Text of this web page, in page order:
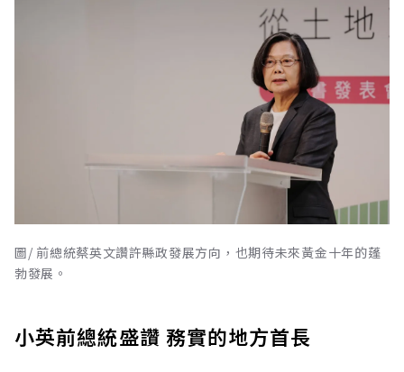
圖/ 前總統蔡英文讚許縣政發展方向，也期待未來黃金十年的蓬
勃發展。
小英前總統盛讚 務實的地方首長